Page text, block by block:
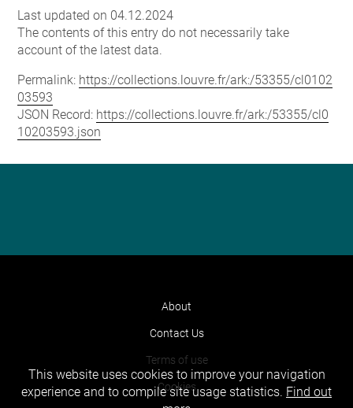
Last updated on 04.12.2024
The contents of this entry do not necessarily take
account of the latest data.
Permalink: https://collections.louvre.fr/ark:/53355/cl0102
03593
JSON Record: https://collections.louvre.fr/ark:/53355/cl0
10203593.json
About
Contact Us
Terms of use
Cookies
This website uses cookies to improve your navigation
experience and to compile site usage statistics. Find out